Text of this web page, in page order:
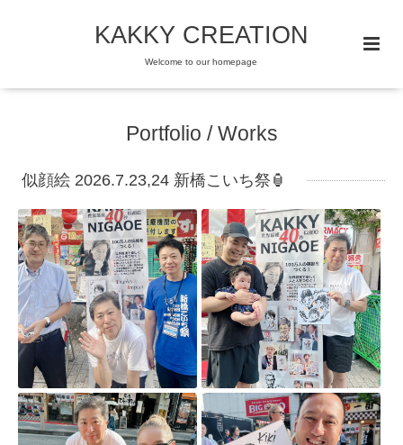
KAKKY CREATION
Welcome to our homepage
Portfolio / Works
似顔絵 2026.7.23,24 新橋こいち祭🏮